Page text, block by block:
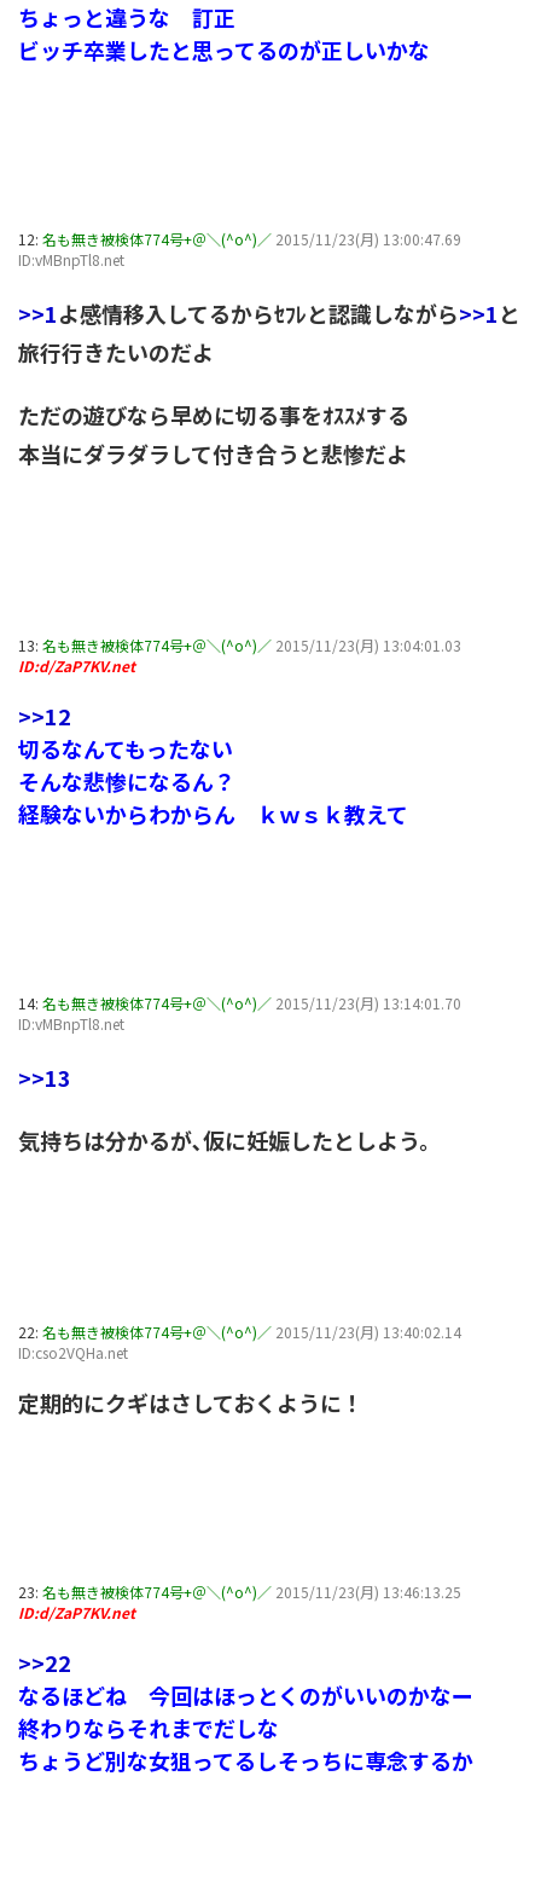
ちょっと違うな 訂正
ビッチ卒業したと思ってるのが正しいかな
12: 名も無き被検体774号+＠＼(^o^)／ 2015/11/23(月) 13:00:47.69
ID:vMBnpTl8.net
>>1よ感情移入してるからｾﾌﾚと認識しながら>>1と
旅行行きたいのだよ
ただの遊びなら早めに切る事をｵｽｽﾒする
本当にダラダラして付き合うと悲惨だよ
13: 名も無き被検体774号+＠＼(^o^)／ 2015/11/23(月) 13:04:01.03
ID:d/ZaP7KV.net
>>12
切るなんてもったない
そんな悲惨になるん？
経験ないからわからん ｋｗｓｋ教えて
14: 名も無き被検体774号+＠＼(^o^)／ 2015/11/23(月) 13:14:01.70
ID:vMBnpTl8.net
>>13
気持ちは分かるが､仮に妊娠したとしよう。
22: 名も無き被検体774号+＠＼(^o^)／ 2015/11/23(月) 13:40:02.14
ID:cso2VQHa.net
定期的にクギはさしておくように！
23: 名も無き被検体774号+＠＼(^o^)／ 2015/11/23(月) 13:46:13.25
ID:d/ZaP7KV.net
>>22
なるほどね 今回はほっとくのがいいのかなー
終わりならそれまでだしな
ちょうど別な女狙ってるしそっちに専念するか